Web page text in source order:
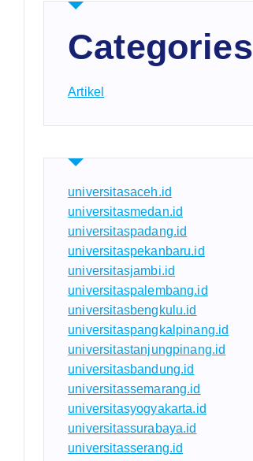
Categories
Artikel
universitasaceh.id
universitasmedan.id
universitaspadang.id
universitaspekanbaru.id
universitasjambi.id
universitaspalembang.id
universitasbengkulu.id
universitaspangkalpinang.id
universitastanjungpinang.id
universitasbandung.id
universitassemarang.id
universitasyogyakarta.id
universitassurabaya.id
universitasserang.id